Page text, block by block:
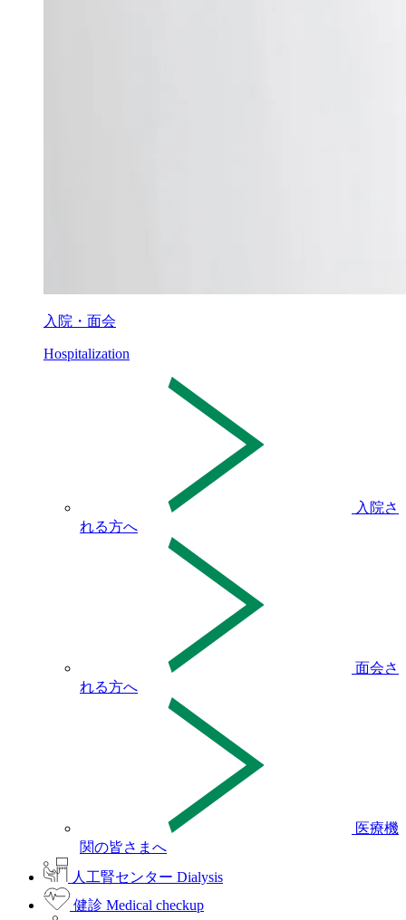
入院・面会
Hospitalization
入院さ
れる方へ
面会さ
れる方へ
医療機
関の皆さまへ
人工腎センター Dialysis
健診 Medical checkup